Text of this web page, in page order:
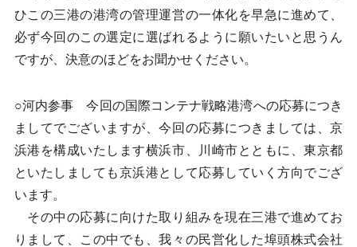
ひこの三港の港湾の管理運営の一体化を早急に進めて、
必ず今回のこの選定に選ばれるように願いたいと思うん
ですが、決意のほどをお聞かせください。
○河内参事 今回の国際コンテナ戦略港湾への応募につき
ましてでございますが、今回の応募につきましては、京
浜港を構成いたします横浜市、川崎市とともに、東京都
といたしましても京浜港として応募していく方向でござ
います。
その中の応募に向けた取り組みを現在三港で進めてお
りまして、この中でも、我々の民営化した埠頭株式会社